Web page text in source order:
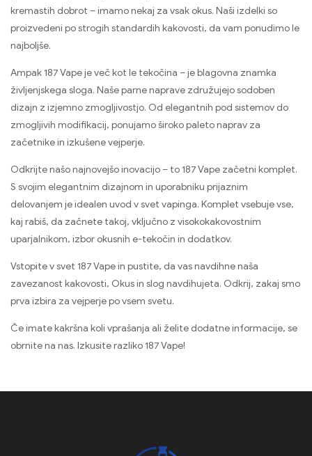
kremastih dobrot – imamo nekaj za vsak okus. Naši izdelki so
proizvedeni po strogih standardih kakovosti, da vam ponudimo le
najboljše.
Ampak 187 Vape je več kot le tekočina – je blagovna znamka
življenjskega sloga. Naše parne naprave združujejo sodoben
dizajn z izjemno zmogljivostjo. Od elegantnih pod sistemov do
zmogljivih modifikacij, ponujamo široko paleto naprav za
začetnike in izkušene vejperje.
Odkrijte našo najnovejšo inovacijo – to 187 Vape začetni komplet.
S svojim elegantnim dizajnom in uporabniku prijaznim
delovanjem je idealen uvod v svet vapinga. Komplet vsebuje vse,
kaj rabiš, da začnete takoj, vključno z visokokakovostnim
uparjalnikom, izbor okusnih e-tekočin in dodatkov.
Vstopite v svet 187 Vape in pustite, da vas navdihne naša
zavezanost kakovosti, Okus in slog navdihujeta. Odkrij, zakaj smo
prva izbira za vejperje po vsem svetu.
Če imate kakršna koli vprašanja ali želite dodatne informacije, se
obrnite na nas. Izkusite razliko 187 Vape!